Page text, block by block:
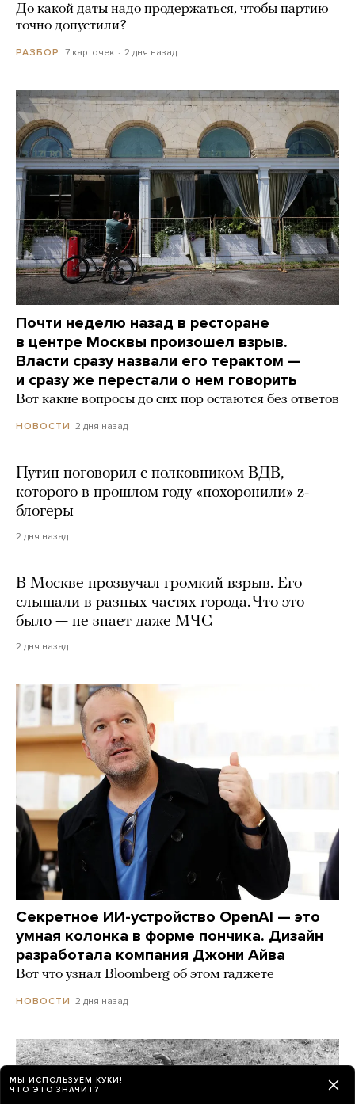
До какой даты надо продержаться, чтобы партию
точно допустили?
РАЗБОР 7 карточек 2 дня назад
Почти неделю назад в ресторане
в центре Москвы произошел взрыв.
Власти сразу назвали его терактом —
и сразу же перестали о нем говорить
Вот какие вопросы до сих пор остаются без ответов
НОВОСТИ 2 дня назад
Путин поговорил с полковником ВДВ,
которого в прошлом году «похоронили» z-
блогеры
2 дня назад
В Москве прозвучал громкий взрыв. Его
слышали в разных частях города. Что это
было — не знает даже МЧС
2 дня назад
Секретное ИИ-устройство OpenAI — это
умная колонка в форме пончика. Дизайн
разработала компания Джони Айва
Вот что узнал Bloomberg об этом гаджете
НОВОСТИ 2 дня назад
МЫ ИСПОЛЬЗУЕМ КУКИ!
ЧТО ЭТО ЗНАЧИТ?